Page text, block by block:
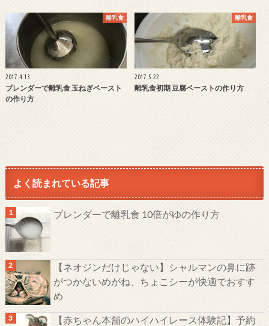
離乳食
2017.4.13
ブレンダーで離乳食 玉ねぎペースト
の作り方
離乳食
2017.5.22
離乳食初期 豆腐ペーストの作り方
よく読まれている記事
ブレンダーで離乳食 10倍がゆの作り方
【ネオジンだけじゃない】シャルマンの鼻に跡
がつかないめがね、ちょこシーが快適でおすす
め
【赤ちゃん本舗のハイハイレース体験記】予約